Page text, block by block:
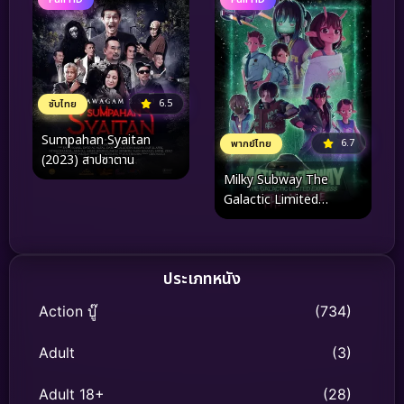
ซับไทย 6.5
Sumpahan Syaitan
(2023) สาปซาตาน
พากย์ไทย 6.7
Milky Subway The
Galactic Limited
Express to the Theater
ประเภทหนัง
Action บู๊ (734)
Adult (3)
Adult 18+ (28)